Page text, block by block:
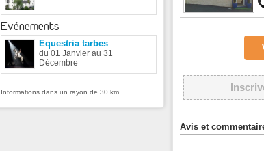
Avis et
Evénements
Equestria tarbes
du 01 Janvier au 31
Décembre
Informations dans un rayon de 30 km